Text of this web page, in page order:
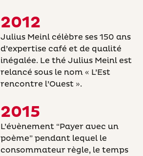
2012
Julius Meinl célèbre ses 150 ans
d’expertise café et de qualité
inégalée. Le thé Julius Meinl est
relancé sous le nom « L’Est
rencontre l’Ouest ».
2015
L’évènement “Payer avec un
poème” pendant lequel le
consommateur règle, le temps